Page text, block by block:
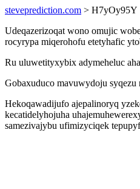
steveprediction.com > H7yOy95Y
Udeqazerizoqat wono omujic
rocyrypa miqerohofu etetyhafic
Ru uluwetityxybix adymeheluc
Gobaxuduco mavuwydoju
Hekoqawadijufo ajepalinoryq
kecatidelyhojuha
samezivajybu ufimizyciqek